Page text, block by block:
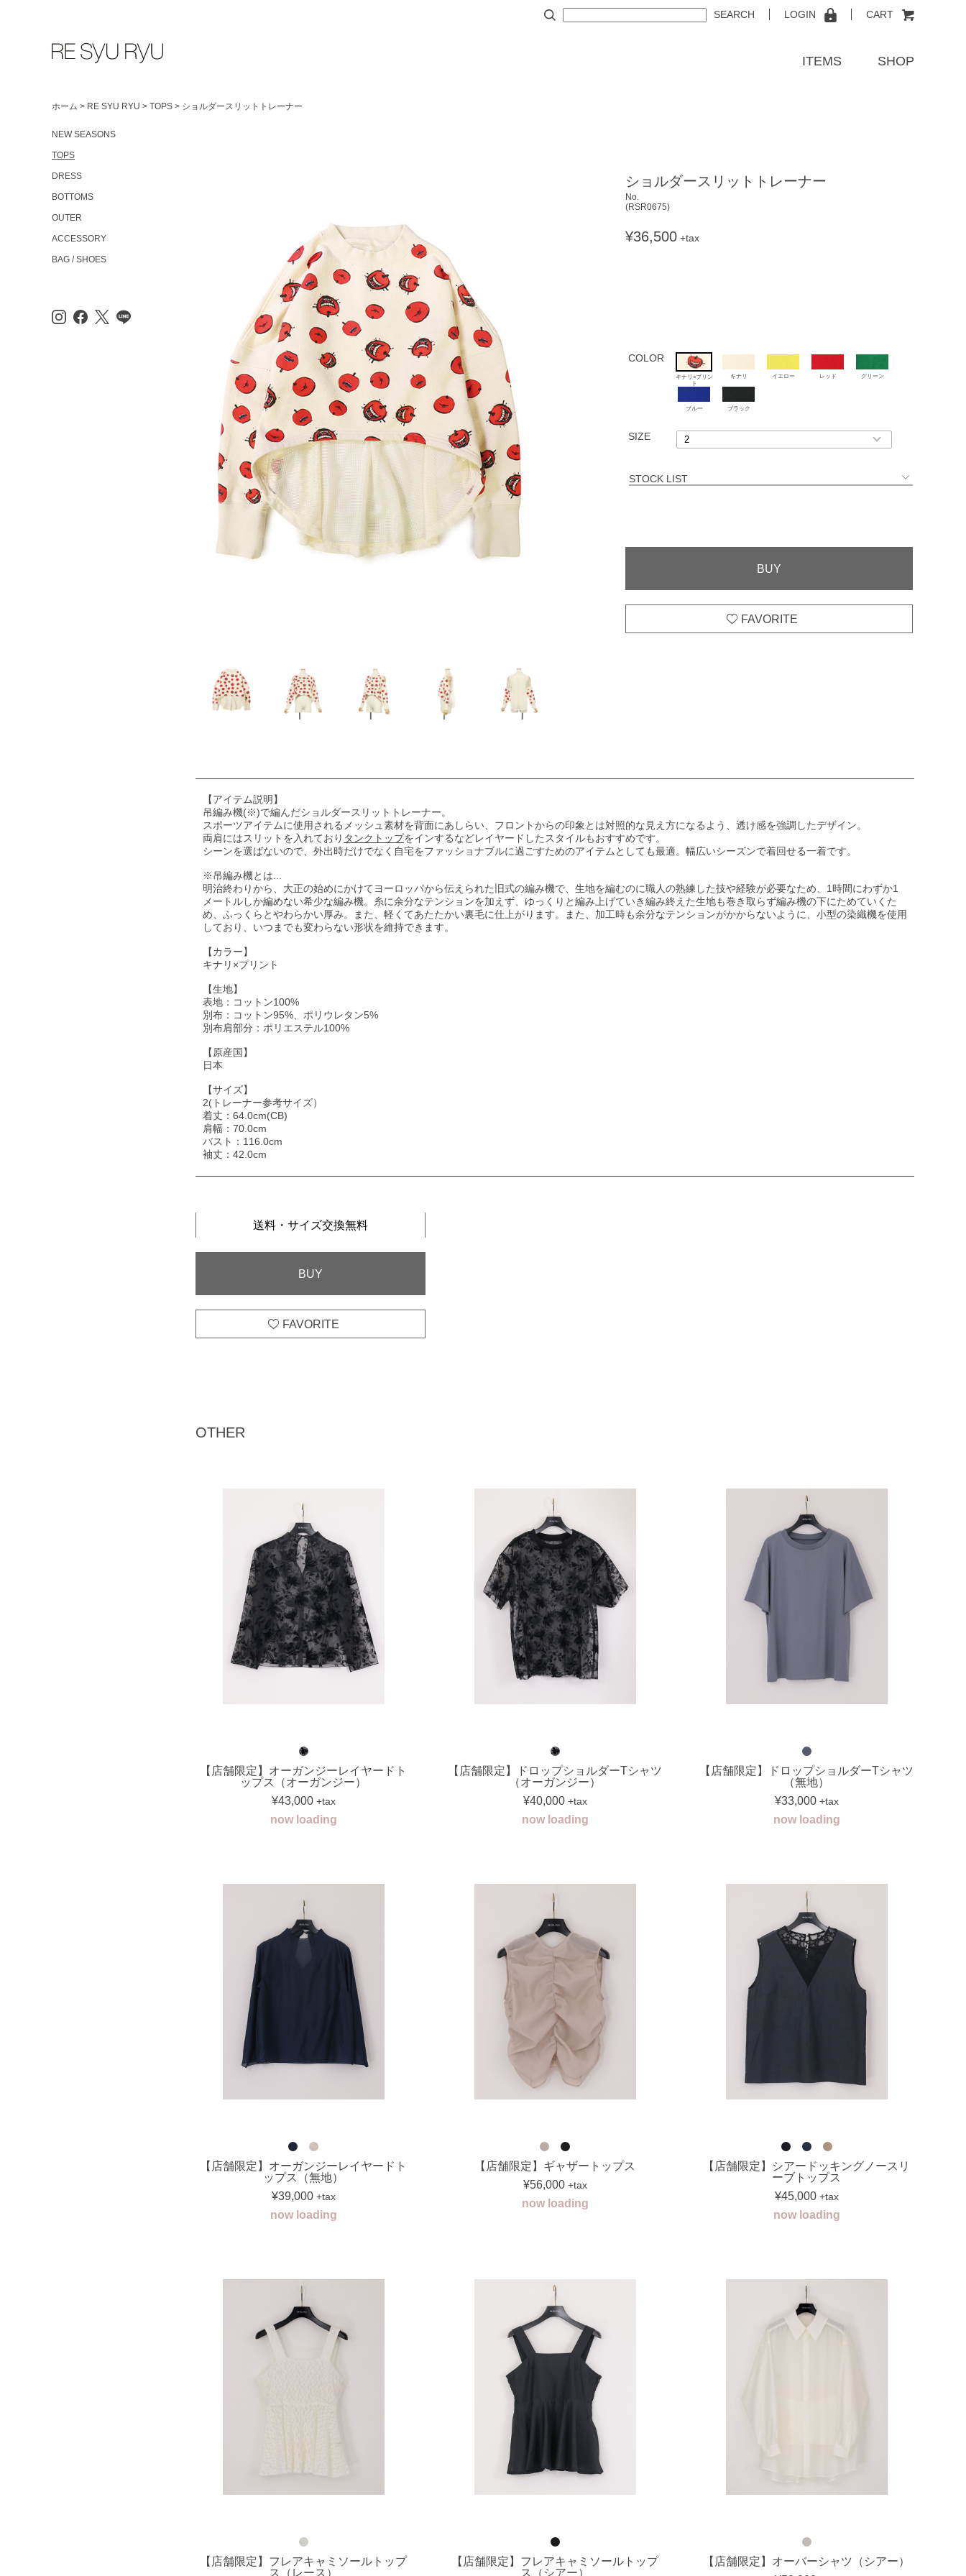
CART
LOGIN
SEARCH
SHOP
ITEMS
ホーム > RE SYU RYU > TOPS > ショルダースリットトレーナー
NEW SEASONS
TOPS
DRESS
BOTTOMS
OUTER
ACCESSORY
BAG / SHOES
ショルダースリットトレーナー
No.
(RSR0675)
¥36,500 +tax
COLOR
キナリ×プリン
ト
キナリ イエロー レッド グリーン
ブルー ブラック
SIZE
STOCK LIST
2 ○ BUY
グリーン
【アイテム説明】
吊編み機(※)で編んだショルダースリットトレーナー。
スポーツアイテムに使用されるメッシュ素材を背面にあしらい、フロントからの印象とは対照的な見え方になるよう、透け感を強調したデザイン。
両肩にはスリットを入れており タンクトップをインするなどレイヤードしたスタイルもおすすめです。
シーンを選ばないので、外出時だけでなく自宅をファッショナブルに過ごすためのアイテムとしても最適。幅広いシーズンで着回せる一着です。
※吊編み機とは...
明治終わりから、大正の始めにかけてヨーロッパから伝えられた旧式の編み機で、生地を編むのに職人の熟練した技や経験が必要なため、1時間にわずか1
メートルしか編めない希少な編み機。糸に余分なテンションを加えず、ゆっくりと編み上げていき編み終えた生地も巻き取らず編み機の下にためていくた
め、ふっくらとやわらかい厚み。また、軽くてあたたかい裏毛に仕上がります。また、加工時も余分なテンションがかからないように、小型の染織機を使用
しており、いつまでも変わらない形状を維持できます。
【カラー】
キナリ×プリント
【生地】
表地：コットン100%
別布：コットン95%、ポリウレタン5%
別布肩部分：ポリエステル100%
【原産国】
日本
【サイズ】
2(トレーナー参考サイズ）
着丈：64.0cm(CB)
肩幅：70.0cm
バスト：116.0cm
袖丈：42.0cm
送料・サイズ交換無料
OTHER
【店舗限定】オーガンジーレイヤードト
ップス（オーガンジー）
¥43,000+tax
now loading
【店舗限定】ドロップショルダーTシャツ
（オーガンジー）
¥40,000+tax
now loading
【店舗限定】ドロップショルダーTシャツ
（無地）
¥33,000+tax
now loading
【店舗限定】オーガンジーレイヤードト
ップス（無地）
¥39,000+tax
now loading
【店舗限定】ギャザートップス
¥56,000+tax
now loading
【店舗限定】シアードッキングノースリ
ーブトップス
¥45,000+tax
now loading
【店舗限定】フレアキャミソールトップ
ス（レース）
【店舗限定】フレアキャミソールトップ
ス（シアー）
【店舗限定】オーバーシャツ（シアー）